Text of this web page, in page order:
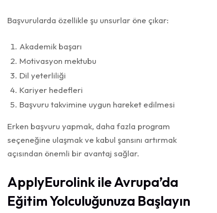
Başvurularda özellikle şu unsurlar öne çıkar:
Akademik başarı
Motivasyon mektubu
Dil yeterliliği
Kariyer hedefleri
Başvuru takvimine uygun hareket edilmesi
Erken başvuru yapmak, daha fazla program
seçeneğine ulaşmak ve kabul şansını artırmak
açısından önemli bir avantaj sağlar.
ApplyEurolink ile Avrupa’da
Eğitim Yolculuğunuza Başlayın